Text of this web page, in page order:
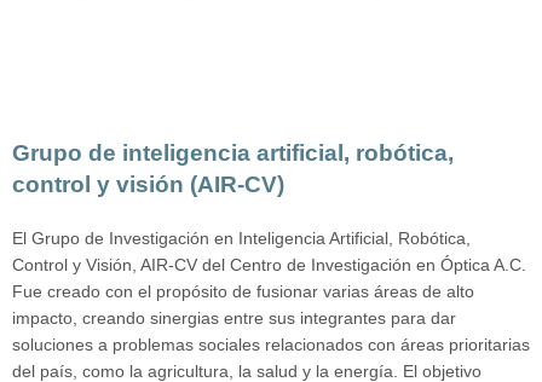
Grupo de inteligencia artificial, robótica,
control y visión (AIR-CV)
El Grupo de Investigación en Inteligencia Artificial, Robótica,
Control y Visión, AIR-CV del Centro de Investigación en Óptica A.C.
Fue creado con el propósito de fusionar varias áreas de alto
impacto, creando sinergias entre sus integrantes para dar
soluciones a problemas sociales relacionados con áreas prioritarias
del país, como la agricultura, la salud y la energía. El objetivo